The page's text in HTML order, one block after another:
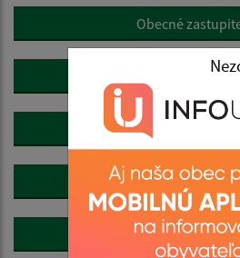
Obecné
Hlavný
Oznamovanie
Dokumenty
Symboly